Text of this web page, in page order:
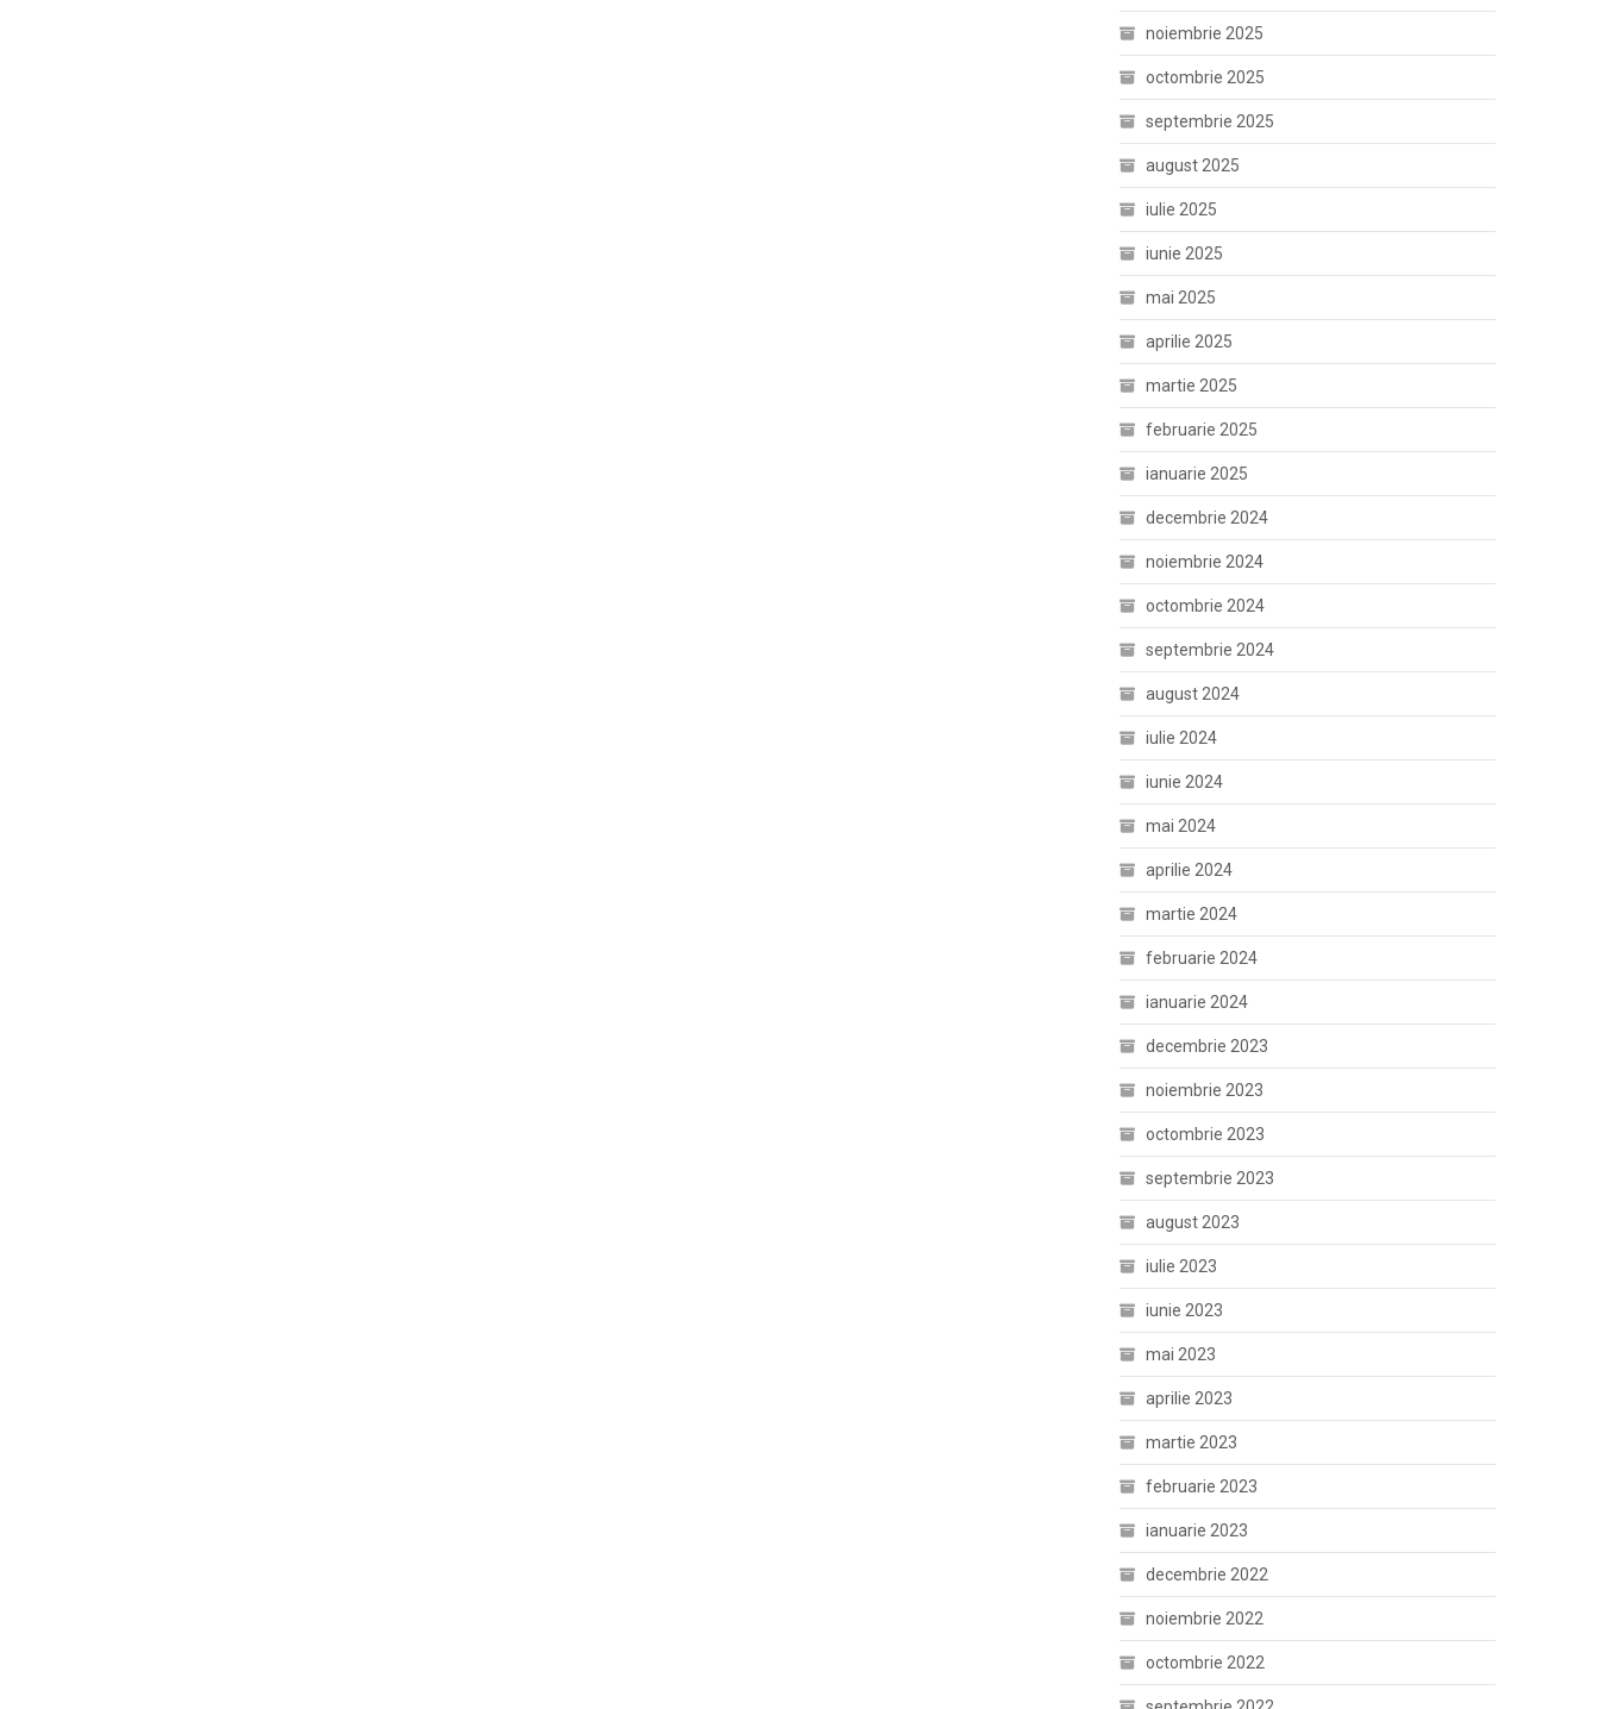
noiembrie 2025
octombrie 2025
septembrie 2025
august 2025
iulie 2025
iunie 2025
mai 2025
aprilie 2025
martie 2025
februarie 2025
ianuarie 2025
decembrie 2024
noiembrie 2024
octombrie 2024
septembrie 2024
august 2024
iulie 2024
iunie 2024
mai 2024
aprilie 2024
martie 2024
februarie 2024
ianuarie 2024
decembrie 2023
noiembrie 2023
octombrie 2023
septembrie 2023
august 2023
iulie 2023
iunie 2023
mai 2023
aprilie 2023
martie 2023
februarie 2023
ianuarie 2023
decembrie 2022
noiembrie 2022
octombrie 2022